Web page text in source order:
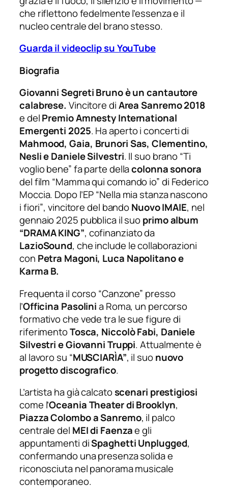
che riflettono fedelmente l’essenza e il
nucleo centrale del brano stesso.
Guarda il videoclip su YouTube
Biografia
Giovanni Segreti Bruno è un cantautore
calabrese. Vincitore diArea Sanremo 2018
e delPremio Amnesty International
Emergenti 2025. Ha aperto i concerti di
Mahmood, Gaia, Brunori Sas, Clementino,
Nesli e Daniele Silvestri. Il suo brano “Ti
voglio bene”fa parte dellacolonna sonora
del film “Mamma qui comando io”di Federico
Moccia. Dopo l’EP “Nella mia stanza nascono
i fiori”, vincitore del bandoNuovo IMAIE, nel
gennaio 2025 pubblica il suoprimo album
“DRAMA KING”, cofinanziato da
LazioSound, che include le collaborazioni
con Petra Magoni, Luca Napolitano e
Karma B.
Frequenta il corso “Canzone” presso
l’Officina Pasolinia Roma, un percorso
formativo che vede tra le sue figure di
riferimentoTosca, Niccolò Fabi, Daniele
Silvestri e Giovanni Truppi. Attualmente è
al lavoro su “MUSCIARÌA”, il suonuovo
progetto discografico.
L’artista ha già calcatoscenari prestigiosi
come l’Oceania Theater di Brooklyn,
Piazza Colombo a Sanremo, il palco
centrale del MEI di Faenzae gli
appuntamenti diSpaghetti Unplugged,
confermando una presenza solida e
riconosciuta nel panorama musicale
contemporaneo.